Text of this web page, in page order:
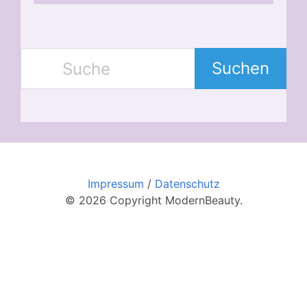
Suchen
Impressum / Datenschutz
© 2026 Copyright ModernBeauty.